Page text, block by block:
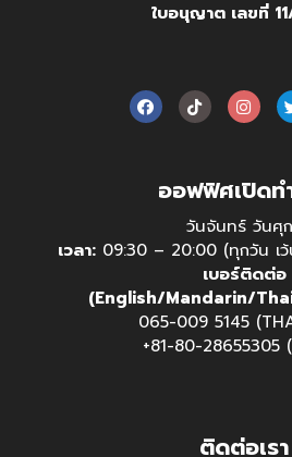
ใบอนุญาต เลขที่
ออฟฟิศเปิดท
วันจันทร์ วันศุ
เวลา: 09:30 – 20:00 (ทุกวัน เ
เบอร์ติดต่อ
(English/Mandarin/
065-009 5145
+81-80-28655305
ติดต่อเรา